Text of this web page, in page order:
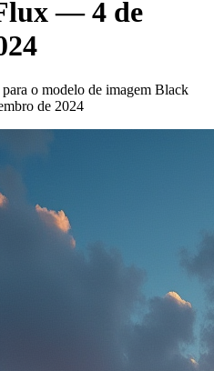
— 4 de
o modelo de imagem Black
de 2024